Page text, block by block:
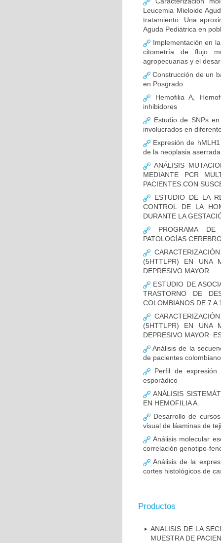
Leucemia Mieloide
tratamiento. Una
Aguda Pediátrica en
Implementación en
citometría de flujo
agropecuarias y el
Construcción de un
en Posgrado
Hemofilia A,
inhibidores
Estudio de SNPs
involucrados en
Expresión de
de la neoplasia
ANÁLISIS
MEDIANTE PCR
PACIENTES CON
ESTUDIO DE LA
CONTROL DE LA
DURANTE LA
PROGRAMA DE
PATOLOGÍAS
(5HTTLPR) EN UNA
DEPRESIVO MAYOR
ESTUDIO DE
TRASTORNO DE
COLOMBIANOS DE 7 A
(5HTTLPR) EN UNA
DEPRESIVO MAYOR:
Análisis de la
de pacientes
Perfil de expresión
esporádico
ANÁLISIS
EN HEMOFILIA A.
Desarrollo de
visual de láaminas de
Análisis molecular
correlación genotipo-
Análisis de la
cortes histológicos de
Productos
ANALISIS DE LA
MUESTRA DE